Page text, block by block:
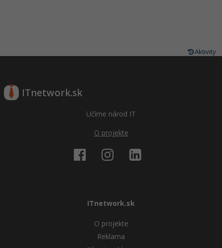
Aktivity
ITnetwork.sk
Učíme národ IT
O projekte
ITnetwork.sk
O projekte
Reklama